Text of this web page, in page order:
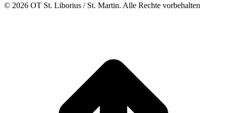
© 2026 OT St. Liborius / St. Martin. Alle Rechte vorbehalten